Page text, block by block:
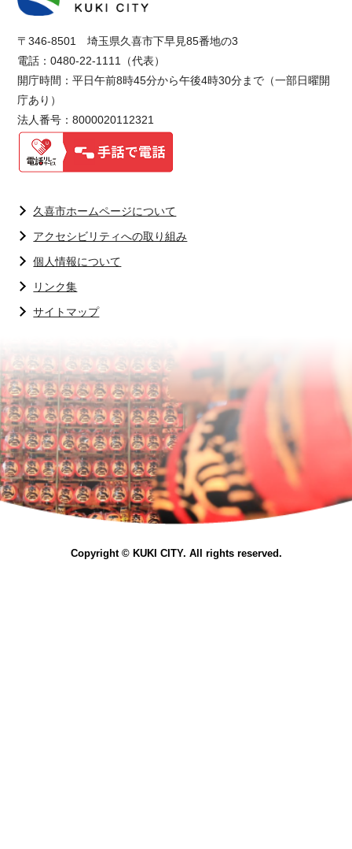
〒346-8501 埼玉県久喜市下早見85番地の3
電話：0480-22-1111（代表）
開庁時間：平日午前8時45分から午後4時30分まで（一部日曜開
庁あり）
法人番号：8000020112321
久喜市ホームページについて
アクセシビリティへの取り組み
個人情報について
リンク集
サイトマップ
Copyright © KUKI CITY. All rights reserved.